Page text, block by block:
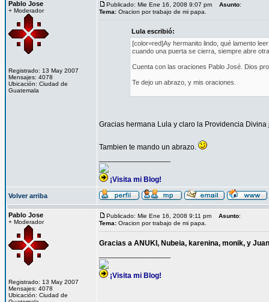
Pablo Jose
+ Moderador
Registrado: 13 May 2007
Mensajes: 4078
Ubicación: Ciudad de
Guatemala
Publicado: Mie Ene 16, 2008 9:07 pm Asunto:
Tema: Oracion por trabajo de mi papa.
Lula escribió:
[color=red]Ay hermanito lindo, qué lamento
cuando una puerta se cierra, siempre abre
Cuenta con las oraciones Pablo José. Dios
Te dejo un abrazo, y mis oraciones.
Gracias hermana Lula y claro la Providencia Divina
Tambien te mando un abrazo.
¡Visita mi Blog!
Volver arriba
Pablo Jose
+ Moderador
Registrado: 13 May 2007
Mensajes: 4078
Ubicación: Ciudad de
Publicado: Mie Ene 16, 2008 9:11 pm Asunto:
Tema: Oracion por trabajo de mi papa.
Gracias a ANUKI, Nubeia, karenina, monik, y
¡Visita mi Blog!